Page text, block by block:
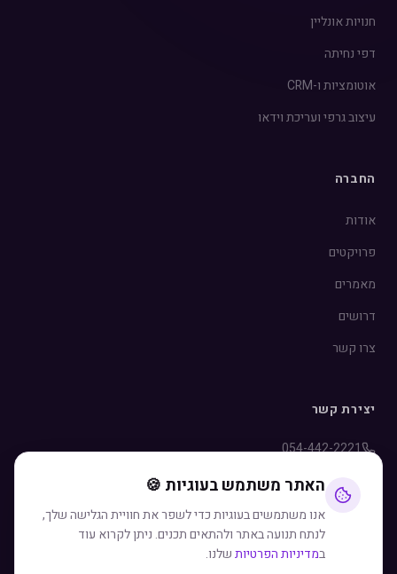
חנויות אונליין
דפי נחיתה
אוטומציות ו-CRM
עיצוב גרפי ועריכת וידאו
החברה
אודות
פרויקטים
מאמרים
דרושים
צרו קשר
יצירת קשר
054-442-2221
info@rozen.co.il
WhatsApp
האתר משתמש בעוגיות 🍪
אנו משתמשים בעוגיות כדי לשפר את חוויית הגלישה שלך,
לנתח תנועה באתר ולהתאים תכנים. ניתן לקרוא עוד
במדיניות הפרטיותשלנו.